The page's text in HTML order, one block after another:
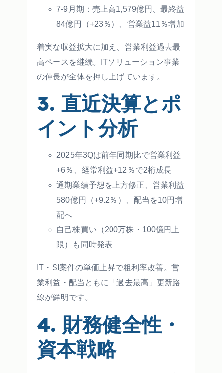
7-9月期：売上高1,579億円、最終益
84億円（+23％）、営業益11％増加
着実な収益拡大に加え、営業利益過去最
高ペースを継続。ITソリューション事業
の伸長が全体を押し上げています。
3. 直近決算とポ
イント分析
2025年3Qは前年同期比で営業利益
+6％、経常利益+12％で2桁成長
通期業績予想を上方修正、営業利益
580億円（+9.2％）、配当を10円増
配へ
自己株買い（200万株・100億円上
限）も同時発表
IT・SI案件の単価上昇で粗利率改善。営
業利益・配当ともに「過去最高」更新路
線が鮮明です。
4. 財務健全性・
資本戦略